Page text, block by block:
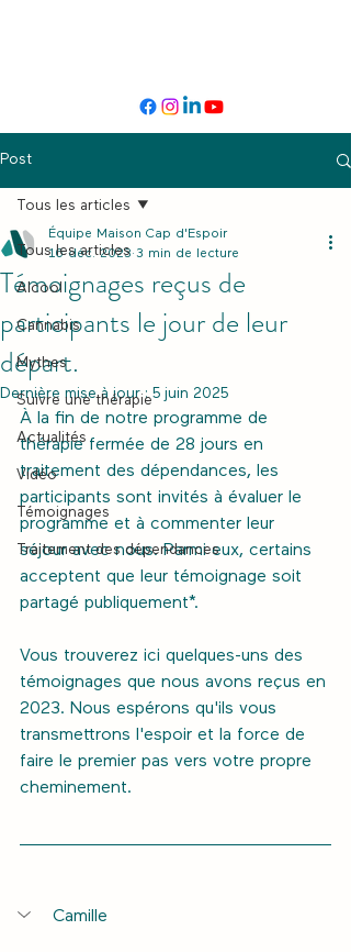
Post
Tous les articles
Alcool
Cannabis
Mythes
Suivre une thérapie
Actualités
Vidéo
Témoignages
Traitement des dépendances
Tous les articles
Témoignages reçus de
participants le jour de leur
départ.
Équipe Maison Cap d'Espoir
16 déc. 2023 3 min de lecture
Dernière mise à jour :5 juin 2025
À la fin de notre programme de
thérapie fermée de 28 jours en
traitement des dépendances, les
participants sont invités à évaluer le
programme et à commenter leur
séjour avec nous. Parmi eux, certains
acceptent que leur témoignage soit
partagé publiquement*.
Vous trouverez ici quelques-uns des
témoignages que nous avons reçus en
2023. Nous espérons qu'ils vous
transmettrons l'espoir et la force de
faire le premier pas vers votre propre
cheminement.
Camille